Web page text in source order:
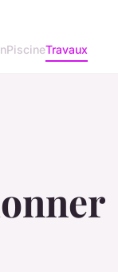
PiscineTravaux